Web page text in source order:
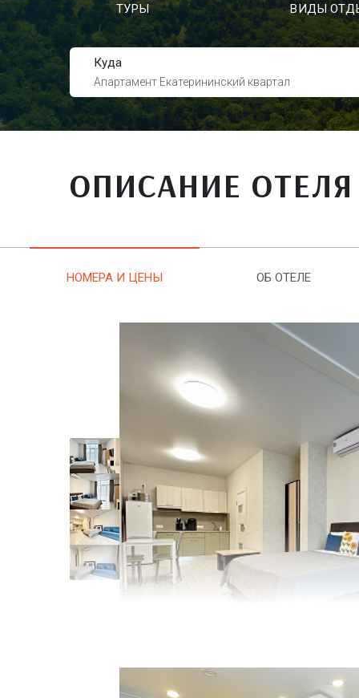
ТУРЫ ВИДЫ
Куда
Апартамент Екатерининский квартал
ОПИСАНИЕ ОТЕЛЯ
НОМЕРА И ЦЕНЫ ОБ ОТЕЛЕ